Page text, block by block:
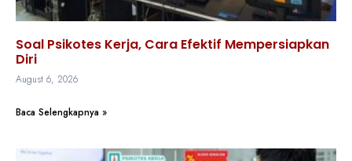
Soal Psikotes Kerja, Cara Efektif Mempersiapkan
Diri
August 6, 2026
Baca Selengkapnya »